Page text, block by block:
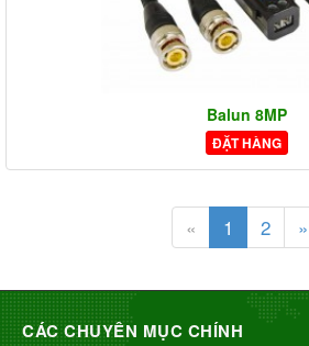
Balun 8MP
ĐẶT HÀNG
« 1 2 »
CÁC CHUYÊN MỤC CHÍNH